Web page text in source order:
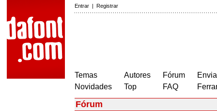
Entrar | Registrar
Temas
Novidades
Autores
Top
Fórum
FAQ
Fórum